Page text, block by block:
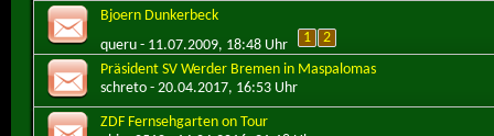
Bjoern Dunkerbeck
queru - 11.07.2009, 18:48 Uhr 1
2
Präsident SV Werder Bremen in Maspalomas
schreto - 20.04.2017, 16:53 Uhr
ZDF Fernsehgarten on Tour